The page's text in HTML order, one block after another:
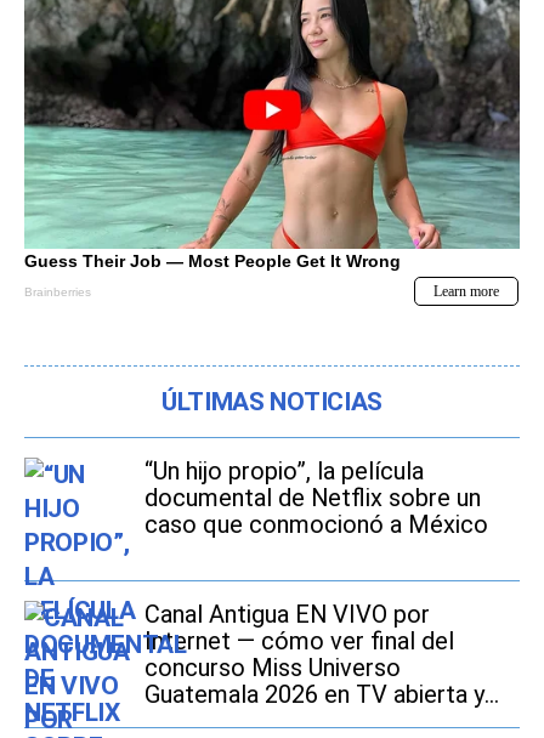
ÚLTIMAS NOTICIAS
“Un hijo propio”, la película
documental de Netflix sobre un
caso que conmocionó a México
Canal Antigua EN VIVO por
Internet — cómo ver final del
concurso Miss Universo
Guatemala 2026 en TV abierta y
Online